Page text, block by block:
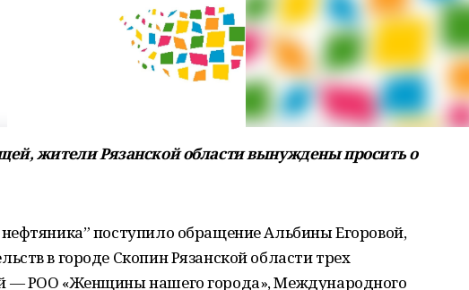
жители Рязанской области вынуждены просить о
поступило обращение Альбины Егоровой,
в городе Скопин Рязанской области трех
— РОО «Женщины нашего города», Международного